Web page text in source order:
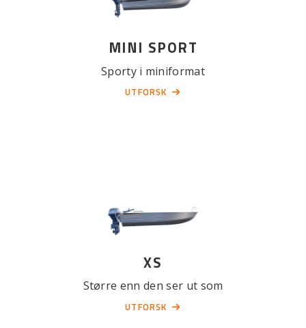
MINI SPORT
Sporty i miniformat
UTFORSK
XS
Større enn den ser ut som
UTFORSK